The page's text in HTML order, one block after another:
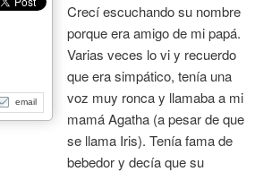
Crecí escuchando su nombre
porque era amigo de mi papá.
Varias veces lo vi y recuerdo
que era simpático, tenía una
voz muy ronca y llamaba a mi
mamá Agatha (a pesar de que
se llama Iris). Tenía fama de
bebedor y decía que su
email